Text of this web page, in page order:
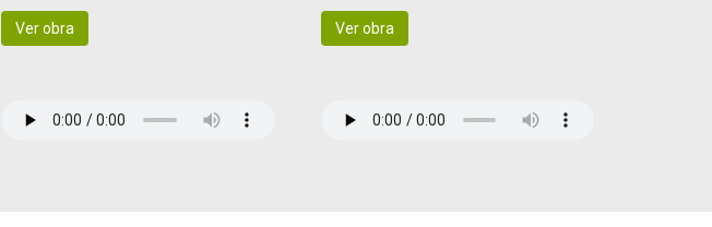
às terras de fronteira
Ver obra
Ver obra